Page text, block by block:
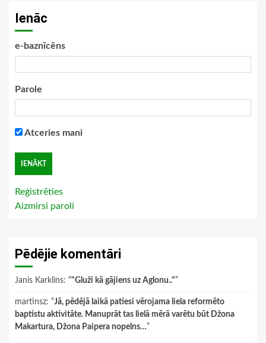
Ienāc
e-baznīcēns
Parole
Atceries mani
Reģistrēties
Aizmirsi paroli
Pēdējie komentāri
Janis Karklins: “"Gluži kā gājiens uz Aglonu.."”
martinsz: “Jā, pēdējā laikā patiesi vērojama liela reformēto
baptistu aktivitāte. Manuprāt tas lielā mērā varētu būt Džona
Makartura, Džona Paipera nopelns…”